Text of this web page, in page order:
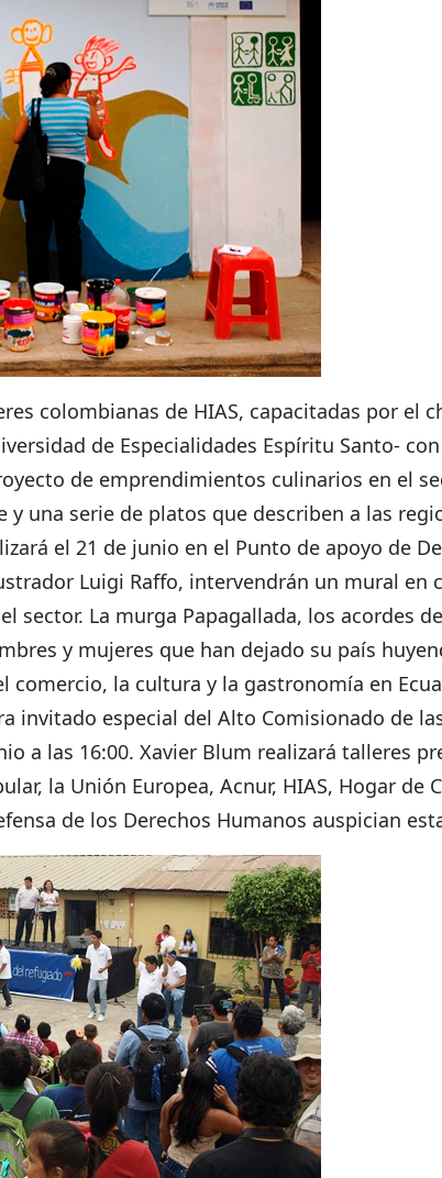
colombianas de HIAS, capacitadas por el
de Especialidades Espíritu Santo-
de emprendimientos culinarios en el
y una serie de platos que describen a las
el 21 de junio en el Punto de apoyo de
Luigi Raffo, intervendrán un mural en
sector. La murga Papagallada, los acordes
y mujeres que han dejado su país
la cultura y la gastronomía en
invitado especial del Alto Comisionado de
a las 16:00. Xavier Blum realizará talleres
la Unión Europea, Acnur, HIAS, Hogar de
de los Derechos Humanos auspician